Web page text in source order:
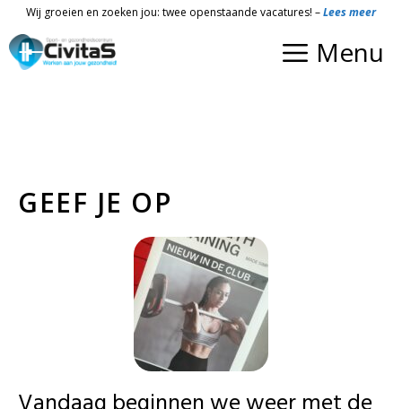
de
inhoud
Wij groeien en zoeken jou: twee openstaande vacatures! –Lees meer
Menu
GEEF JE OP